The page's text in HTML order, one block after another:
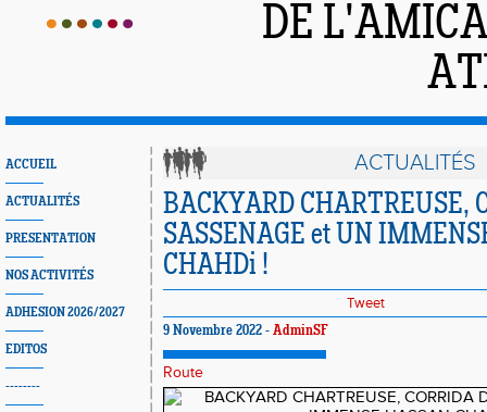
DE
ACCUEIL
ACTUALITÉS
PRESENTATION
NOS ACTIVITÉS
ADHESION 2026/2027
EDITOS
--------
ACTUALITÉS
BACKYARD CHARTREUSE,
SASSENAGE et UN
CHAHDi !
Tweet
9 Novembre 2022 - AdminSF
Route